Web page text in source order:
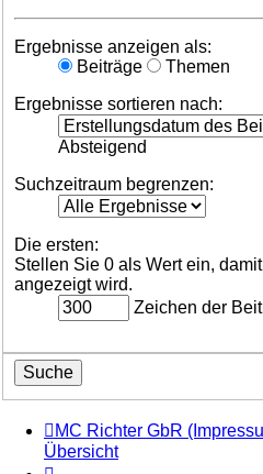
Ergebnisse anzeigen als:
Beiträge
Themen
Ergebnisse sortieren nach:
Absteigend
Suchzeitraum begrenzen:
Die ersten:
Stellen Sie 0 als Wert ein,
angezeigt wird.
Zeichen der
MC Richter GbR
Übersicht